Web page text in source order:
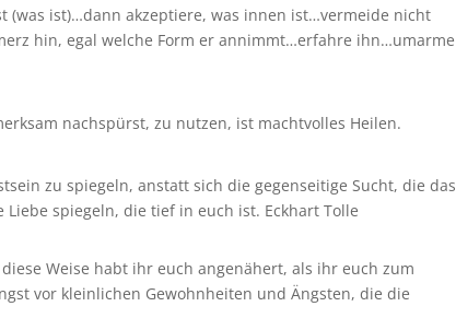
(was ist)…dann akzeptiere, was innen ist…vermeide nicht
hin, egal welche Form er annimmt…erfahre ihn…umarme
nachspürst, zu nutzen, ist machtvolles Heilen.
zu spiegeln, anstatt sich die gegenseitige Sucht, die das
spiegeln, die tief in euch ist. Eckhart Tolle
Weise habt ihr euch angenähert, als ihr euch zum
vor kleinlichen Gewohnheiten und Ängsten, die die